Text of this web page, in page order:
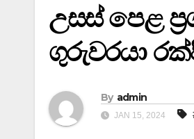
උසස් පෙළ
ගුරුවරයා
By admin
JAN 15, 2024